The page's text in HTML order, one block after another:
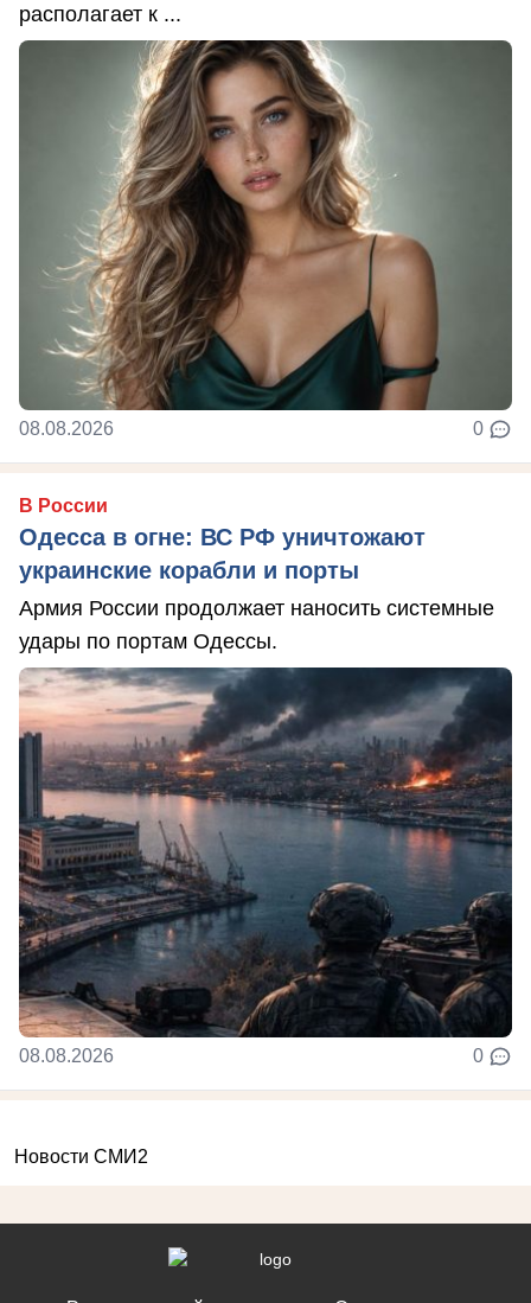
располагает к ...
08.08.2026 0
В России
Одесса в огне: ВС РФ уничтожают
украинские корабли и порты
Армия России продолжает наносить системные
удары по портам Одессы.
08.08.2026 0
Новости СМИ2